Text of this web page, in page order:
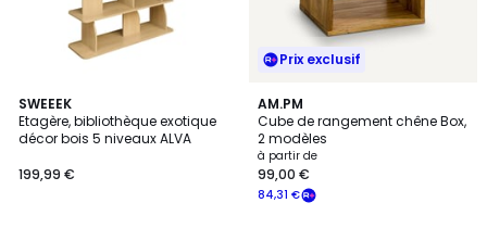
SWEEEK
Etagère, bibliothèque exotique
décor bois 5 niveaux ALVA
199,99 €
4,8
/ 5
3
Couleurs
Prix exclusif
AM.PM
Cube de rangement chêne Box,
2 modèles
à partir de
84,31 €
99,00 €
4,4
/ 5